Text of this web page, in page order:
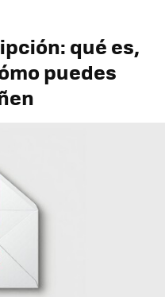
qué es,
puedes